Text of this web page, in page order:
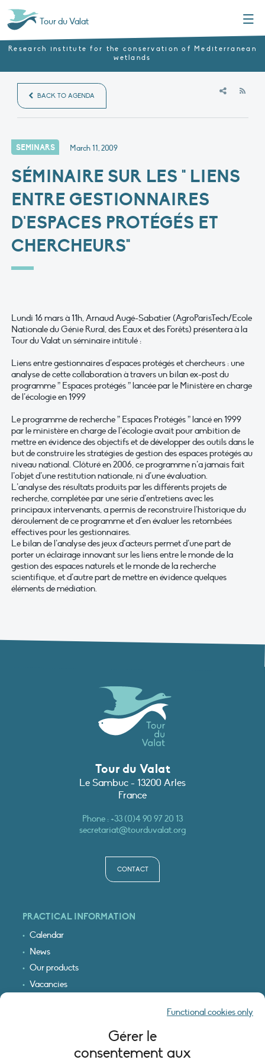
Gérer le
consentement aux
Functional cookies only
Tour du Valat
Research institute for the conservation of Mediterranean
wetlands
BACK TO AGENDA
SEMINARS March 11, 2009
SÉMINAIRE SUR LES " LIENS
ENTRE GESTIONNAIRES
D'ESPACES PROTÉGÉS ET
CHERCHEURS"
Lundi 16 mars à 11h, Arnaud Augé-Sabatier (AgroParisTech/Ecole
Nationale du Génie Rural, des Eaux et des Forêts) présentera à la
Tour du Valat un séminaire intitulé :
Liens entre gestionnaires d’espaces protégés et chercheurs : une
analyse de cette collaboration à travers un bilan ex-post du
programme ” Espaces protégés ” lancée par le Ministère en charge
de l’écologie en 1999
Le programme de recherche ” Espaces Protégés ” lancé en 1999
par le ministère en charge de l’écologie avait pour ambition de
mettre en évidence des objectifs et de développer des outils dans le
but de construire les stratégies de gestion des espaces protégés au
niveau national. Clôturé en 2006, ce programme n’a jamais fait
l’objet d’une restitution nationale, ni d’une évaluation.
L’analyse des résultats produits par les différents projets de
recherche, complétée par une série d’entretiens avec les
principaux intervenants, a permis de reconstruire l’historique du
déroulement de ce programme et d’en évaluer les retombées
effectives pour les gestionnaires.
Le bilan de l’analyse des jeux d’acteurs permet d’une part de
porter un éclairage innovant sur les liens entre le monde de la
gestion des espaces naturels et le monde de la recherche
scientifique, et d’autre part de mettre en évidence quelques
éléments de médiation.
Tour du Valat
Le Sambuc - 13200 Arles
France
Phone :+33 (0)4 90 97 20 13
secretariat@tourduvalat.org
CONTACT
PRACTICAL INFORMATION
Calendar
News
Our products
Vacancies
LEGAL INFORMATION